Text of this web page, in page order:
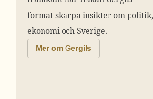
format skarpa insikter om politik,
ekonomi och Sverige.
Mer om Gergils